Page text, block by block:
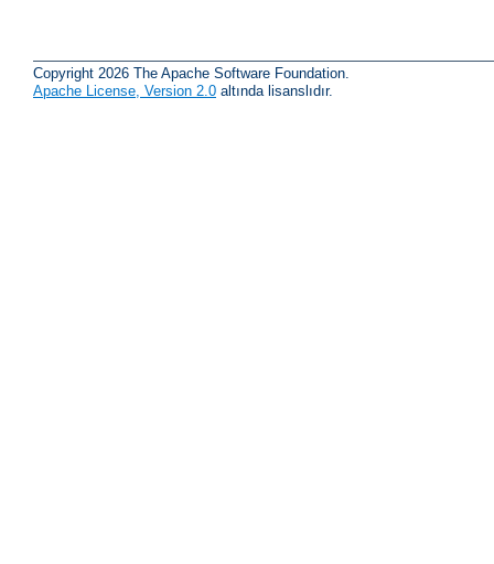
Copyright 2026 The Apache Software Foundation.
Apache License, Version 2.0 altında lisanslıdır.